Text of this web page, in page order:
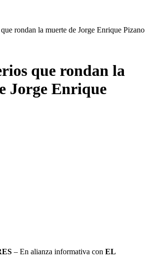
rondan la muerte de Jorge Enrique Pizano
que rondan la
Jorge Enrique
– En alianza informativa con EL